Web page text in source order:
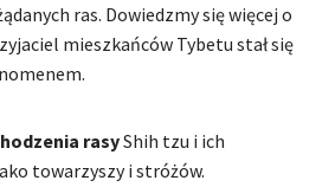
ras. Dowiedzmy się więcej o
mieszkańców Tybetu stał się
rasyShih tzu i ich
towarzyszy i stróżów.